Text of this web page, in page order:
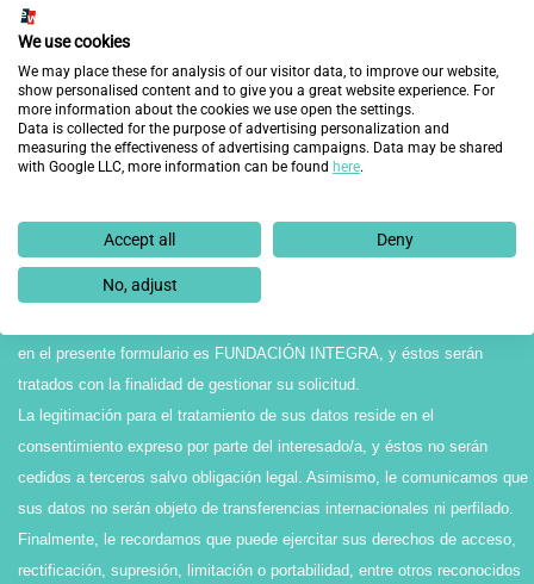
He leído, entiendo y acepto la
This site is protected by reCAPTCHA and the GooglePrivacy Policy
*En cumplimiento de la Ley Orgánica 3/2018, de 5 de diciembre, de
Protección de Datos personales y Garantía de los Derechos Digitales, le
en el presente formulario es FUNDACIÓN INTEGRA, y éstos serán
tratados con la finalidad de gestionar su solicitud.
La legitimación para el tratamiento de sus datos reside en el
consentimiento expreso por parte del interesado/a, y éstos no serán
cedidos a terceros salvo obligación legal. Asimismo, le comunicamos que
sus datos no serán objeto de transferencias internacionales ni perfilado.
Finalmente, le recordamos que puede ejercitar sus derechos de acceso,
rectificación, supresión, limitación o portabilidad, entre otros reconocidos
We use cookies
We may place these for analysis of our visitor data, to improve our website,
show personalised content and to give you a great website experience. For
more information about the cookies we use open the settings.
Data is collected for the purpose of advertising personalization and
measuring the effectiveness of advertising campaigns. Data may be shared
with Google LLC, more information can be found here.
Accept all Deny
No, adjust